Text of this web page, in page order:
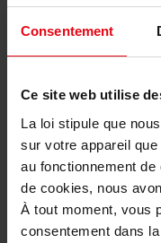
Consentement
Ce site web utilise
La loi stipule que
sur votre appareil
au fonctionnement
de cookies, nous
À tout moment, vous
consentement dans
Avis client